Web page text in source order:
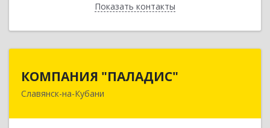
Показать контакты
Назад
КОМПАНИЯ "ПАЛАДИС"
Славянск-на-Кубани
353560, Краснодарский край, Славянский р-н,